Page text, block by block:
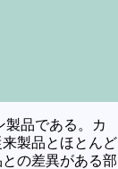
製品である。カ
製品とほとんど
の差異がある部